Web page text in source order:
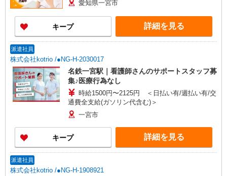
愛知県一宮市
キープ 詳細を見る
派遣社員
株式会社kotrio /●NG-H-2030017
名鉄一宮駅｜看護師さんのサポートスタッフ募
集♪医療行為なし
時給1500円〜2125円 ＜日払い有/週払い有/交
通費全支給(ガソリン代含む)＞
一宮市
キープ 詳細を見る
派遣社員
株式会社kotrio /●NG-H-1908921